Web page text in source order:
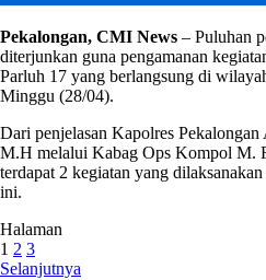
Pekalongan, CMI News – Puluhan
diterjunkan guna pengamanan
Parluh 17 yang berlangsung di
Minggu (28/04).
Dari penjelasan Kapolres
M.H melalui Kabag Ops Kompol M.
terdapat 2 kegiatan yang
ini.
Halaman
1 2 3
Selanjutnya